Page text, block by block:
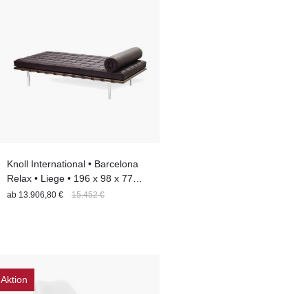
Knoll International • Barcelona
Relax • Liege • 196 x 98 x 77
cm
ab 13.906,80 € 15.452 €
Aktion